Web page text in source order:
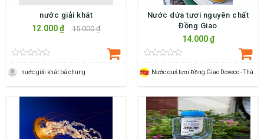
nước giải khát
12.000 ₫ 15.000 ₫
nước giải khát bá chung
Nước dứa tươi nguyên chất
Đồng Giao
14.000 ₫